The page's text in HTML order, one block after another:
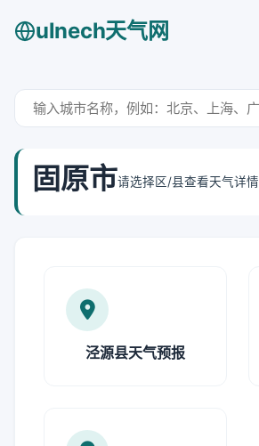
ulnech天气网
固原市请选择区/县查看天气详情
泾源县天气预报